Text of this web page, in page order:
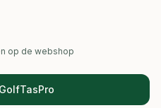
op de webshop